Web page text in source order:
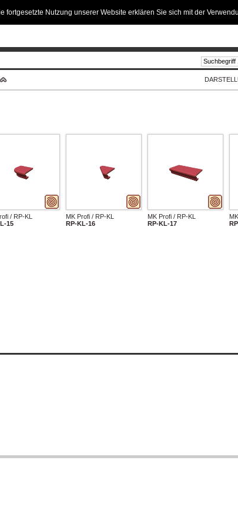
/ RP-KL
15
MK Profi / RP-KL
RP-KL-16
MK Profi / RP-KL
RP-KL-17
Nutzung unserer Website erklären Sie sich mit der